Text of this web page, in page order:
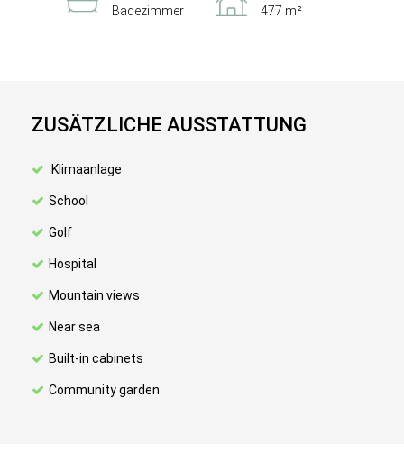
Badezimmer 477 m²
ZUSÄTZLICHE AUSSTATTUNG
Klimaanlage
School
Golf
Hospital
Mountain views
Near sea
Built-in cabinets
Community garden